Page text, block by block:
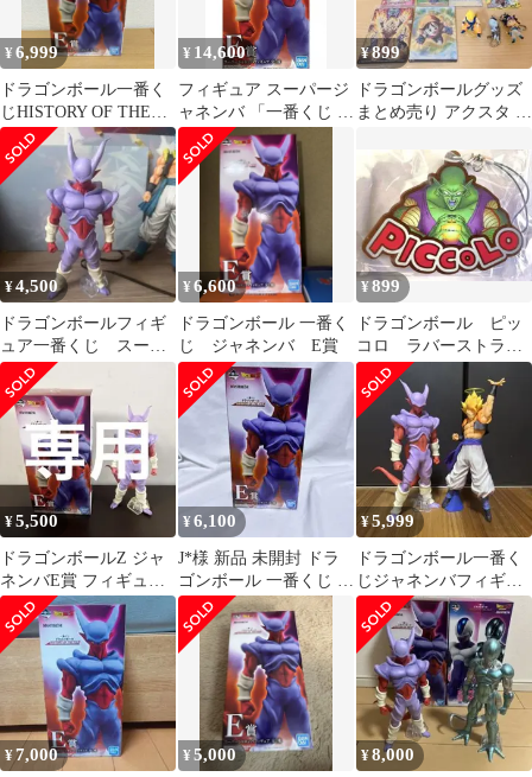
¥6,999
ドラゴンボール一番く
じHISTORY OF THE
FILM スーパージャネ
ンバ
¥ 14,600
フィギュア スーパージ
ャネンバ 「一番くじ ド
ラゴンボール HISTORY
OF THE FILM」 E賞 フ
ィギュア【14日以内発
¥899
ドラゴンボールグッズ
まとめ売り アクスタ ス
ュア
¥4,500
ドラゴンボールフィギ
ュア一番くじ スーパ
ージャネンバ
¥6,600
ドラゴンボール 一番く
じ ジャネンバ E賞
¥899
ドラゴンボール ピッ
コロ ラバーストラッ
プコレクション
¥5,500
ドラゴンボールZ ジャ
ネンバE賞 フィギュ
ア 一番くじ
¥6,100
J*様 新品 未開封 ドラ
ゴンボール 一番くじ フ
ィギュア スーパージャ
ネンバ
¥5,999
ドラゴンボール一番く
じジャネンバフィギュ
アとレジェンズゴジー
タフィギュア2点
¥7,000 ¥5,000 ¥8,000